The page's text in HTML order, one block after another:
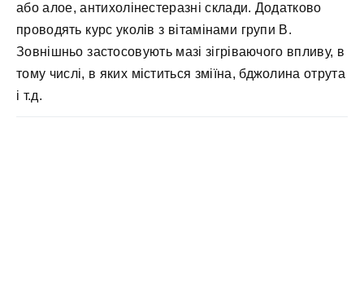
або алое, антихолінестеразні склади. Додатково
проводять курс уколів з вітамінами групи В.
Зовнішньо застосовують мазі зігріваючого впливу, в
тому числі, в яких міститься зміїна, бджолина отрута
і т.д.